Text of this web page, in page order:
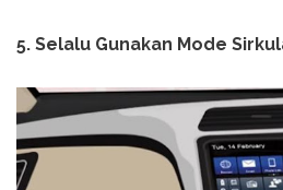
5. Selalu Gunakan Mode